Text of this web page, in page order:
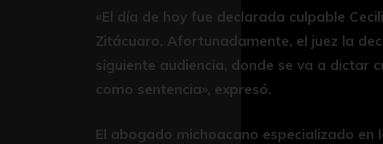
«El día de hoy fue declarada culpable
Zitácuaro. Afortunadamente, el juez la
siguiente audiencia, donde se va a dictar
como sentencia», expresó.
El abogado michoacano especializado